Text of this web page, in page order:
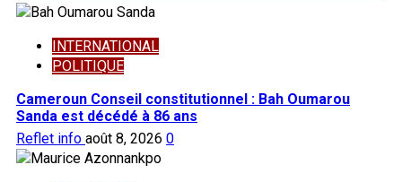
INTERNATIONAL
POLITIQUE
Cameroun Conseil constitutionnel : Bah Oumarou
Sanda est décédé à 86 ans
Reflet info août 8, 2026 0